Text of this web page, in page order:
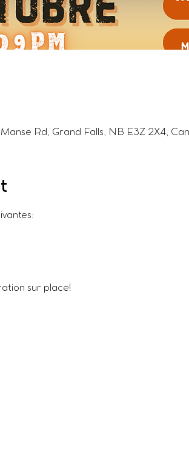
Rd, Grand Falls, NB E3Z 2X4,
sur place!